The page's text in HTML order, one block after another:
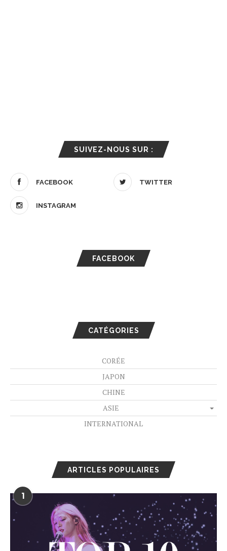
SUIVEZ-NOUS SUR :
FACEBOOK TWITTER
INSTAGRAM
FACEBOOK
CATÉGORIES
CORÉE
JAPON
CHINE
ASIE
INTERNATIONAL
ARTICLES POPULAIRES
1